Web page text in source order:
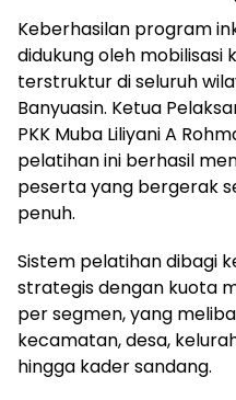
Keberhasilan program
didukung oleh mobilisasi
terstruktur di seluruh
Banyuasin. Ketua
PKK Muba Liliyani A
pelatihan ini berhasil
peserta yang bergerak
penuh.
Sistem pelatihan dibagi
strategis dengan kuota
per segmen, yang
kecamatan, desa,
hingga kader sandang.